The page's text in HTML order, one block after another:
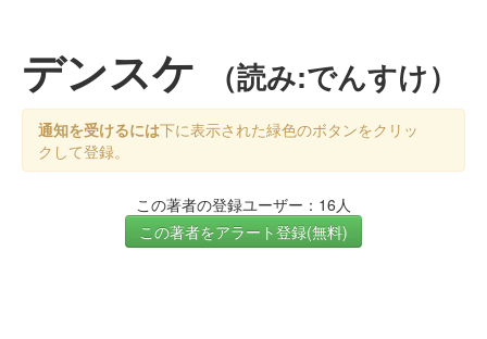
デンスケ （読み:でんすけ）
通知を受けるには下に表示された緑色のボタンをクリッ
クして登録。
この著者の登録ユーザー：16人
この著者をアラート登録(無料)